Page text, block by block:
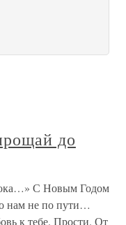
до
С Новым Годом
нам не по пути…
к тебе. Прости. От